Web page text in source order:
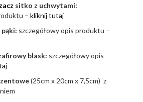
sitko z uchwytami:
–kliknij tutaj
szczegółowy opis produktu –
blask: szczegółowy opis
(25cm x 20cm x 7,5cm) z